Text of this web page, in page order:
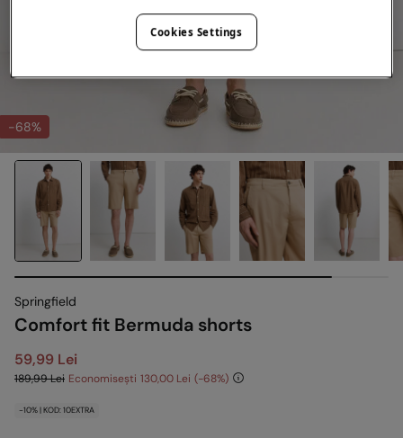
-68%
Springfield
Comfort fit Bermuda shorts
59,99 Lei
189,99 Lei Economisești 130,00 Lei 68
-10% | KOD: 10EXTRA
Cookies Settings